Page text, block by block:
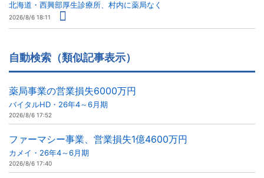
北海道・西興部厚生診療所、村内に薬局なく
2026/8/6 18:11
自動検索（類似記事表示）
薬局事業の営業損失6000万円
バイタルHD・26年4～6月期
2026/8/6 17:52
ファーマシー事業、営業損失1億4600万円
カメイ・26年4～6月期
2026/8/6 17:40